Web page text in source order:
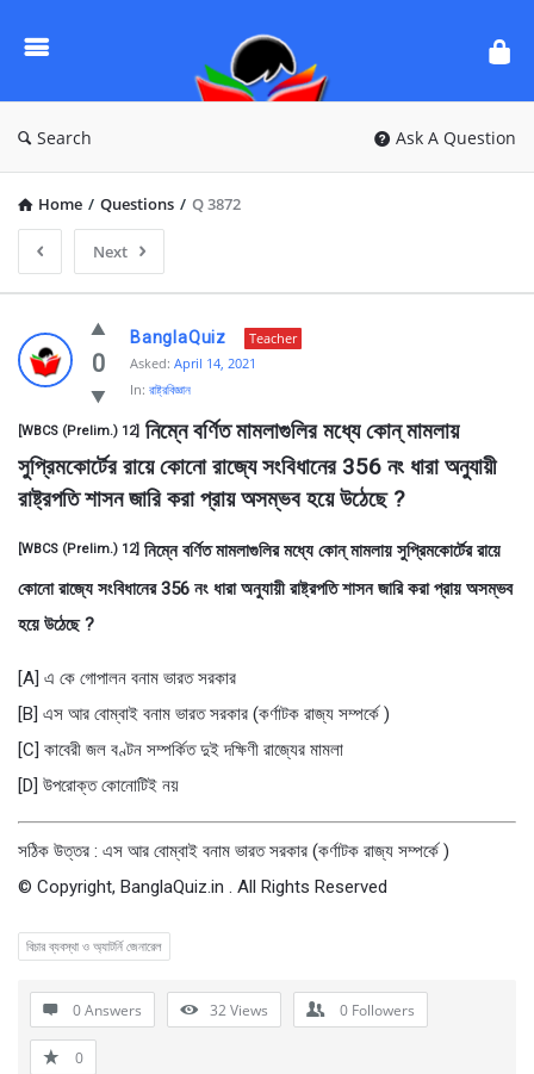
Questions
Search Ask A Question
Home / Questions / Q 3872
Next
Ask
Questions
BanglaQuiz
Latest
Questions
0
BanglaQuiz
Teacher
Asked: April 14, 2021
In: রাষ্ট্রবিজ্ঞান
[WBCS (Prelim.) 12] নিম্নে বর্ণিত মামলাগুলির মধ্যে কোন্ মামলায়
সুপ্রিমকোর্টের রায়ে কোনাে রাজ্যে সংবিধানের 356 নং ধারা অনুযায়ী
রাষ্ট্রপতি শাসন জারি করা প্রায় অসম্ভব হয়ে উঠেছে ?
[WBCS (Prelim.) 12] নিম্নে বর্ণিত মামলাগুলির মধ্যে কোন্ মামলায় সুপ্রিমকোর্টের রায়ে
কোনাে রাজ্যে সংবিধানের 356 নং ধারা অনুযায়ী রাষ্ট্রপতি শাসন জারি করা প্রায় অসম্ভব
হয়ে উঠেছে ?
[A] এ কে গােপালন বনাম ভারত সরকার
[B] এস আর বােম্বাই বনাম ভারত সরকার (কর্ণাটক রাজ্য সম্পর্কে )
[C] কাবেরী জল বণ্টন সম্পর্কিত দুই দক্ষিণী রাজ্যের মামলা
[D] উপরােক্ত কোনােটিই নয়
সঠিক উত্তর : এস আর বােম্বাই বনাম ভারত সরকার (কর্ণাটক রাজ্য সম্পর্কে )
© Copyright, BanglaQuiz.in . All Rights Reserved
বিচার ব্যবস্থা ও অ্যাটর্নি জেনারেল
0 Answers 32Views 0 Followers
0